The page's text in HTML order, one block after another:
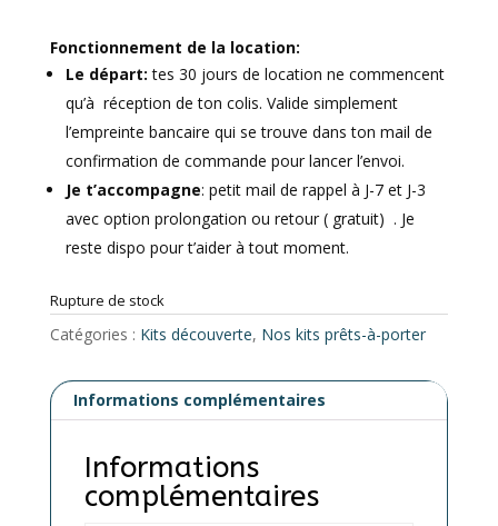
Fonctionnement de la location:
Le départ:tes 30 jours de location ne commencent
qu’à réception de ton colis. Valide simplement
l’empreinte bancaire qui se trouve dans ton mail de
confirmation de commande pour lancer l’envoi.
Je t’accompagne: petit mail de rappel à J-7 et J-3
avec option prolongation ou retour ( gratuit) . Je
reste dispo pour t’aider à tout moment.
Rupture de stock
Catégories : Kits découverte, Nos kits prêts-à-porter
Informations complémentaires
Informations
complémentaires